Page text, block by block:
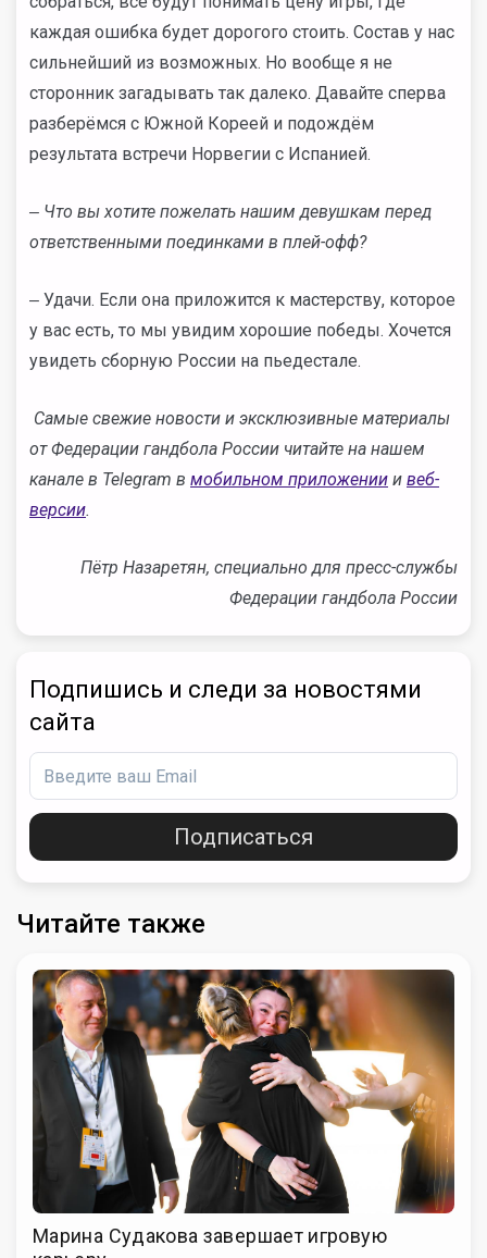
каждая ошибка будет дорогого стоить. Состав у нас
сильнейший из возможных. Но вообще я не
сторонник загадывать так далеко. Давайте сперва
разберёмся с Южной Кореей и подождём
результата встречи Норвегии с Испанией.
‒ Что вы хотите пожелать нашим девушкам перед
ответственными поединками в плей-офф?
‒ Удачи. Если она приложится к мастерству, которое
у вас есть, то мы увидим хорошие победы. Хочется
увидеть сборную России на пьедестале.
Самые свежие новости и эксклюзивные материалы
от Федерации гандбола России читайте на нашем
канале в Telegram в мобильном приложении и веб-
версии.
Пётр Назаретян, специально для пресс-службы
Федерации гандбола России
Подпишись и следи за новостями
сайта
Подписаться
Читайте также
Марина Судакова завершает игровую